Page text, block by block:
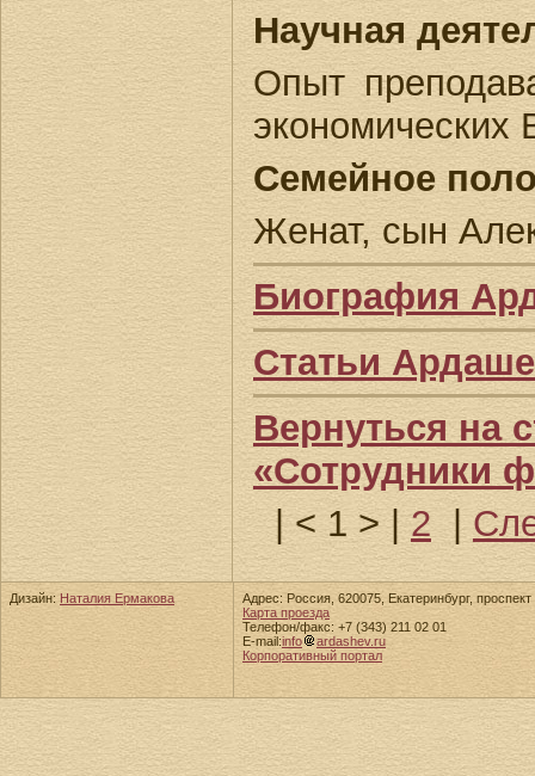
Научная
Опыт
Семейное
Женат, сын
Биография
Статьи
Вернуться на
«Сотрудники
|< 1 > |2 |
Дизайн: Наталия Ермакова
Адрес: Россия, 620075, Екатеринбург,
Карта проезда
Телефон/факс: +7 (343) 211 02 01
E-mail:info
ardashev.ru
Корпоративный портал